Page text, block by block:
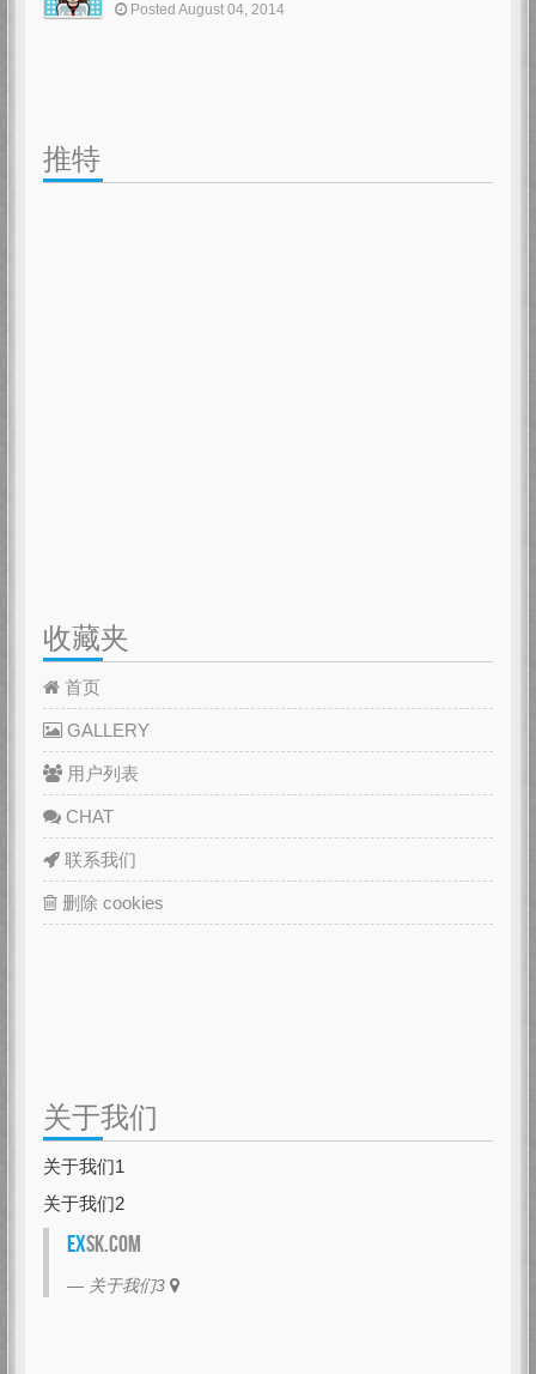
Posted August 04, 2014
推特
收藏夹
首页
GALLERY
用户列表
CHAT
联系我们
删除 cookies
关于我们
关于我们1
关于我们2
EXSK.com
关于我们3